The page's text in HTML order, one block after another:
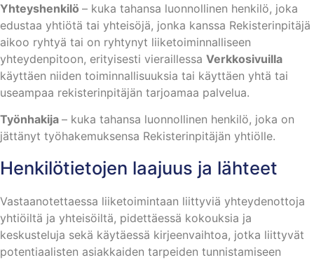
Yhteyshenkilö – kuka tahansa luonnollinen henkilö, joka
edustaa yhtiötä tai yhteisöjä, jonka kanssa Rekisterinpitäjä
aikoo ryhtyä tai on ryhtynyt liiketoiminnalliseen
yhteydenpitoon, erityisesti vieraillessa Verkkosivuilla
käyttäen niiden toiminnallisuuksia tai käyttäen yhtä tai
useampaa rekisterinpitäjän tarjoamaa palvelua.
Työnhakija – kuka tahansa luonnollinen henkilö, joka on
jättänyt työhakemuksensa Rekisterinpitäjän yhtiölle.
Henkilötietojen laajuus ja lähteet
Vastaanotettaessa liiketoimintaan liittyviä yhteydenottoja
yhtiöiltä ja yhteisöiltä, pidettäessä kokouksia ja
keskusteluja sekä käytäessä kirjeenvaihtoa, jotka liittyvät
potentiaalisten asiakkaiden tarpeiden tunnistamiseen